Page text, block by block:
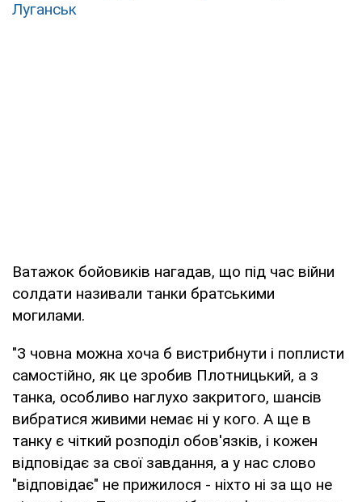
Луганськ
Ватажок бойовиків нагадав, що під час війни
солдати називали танки братськими
могилами.
"З човна можна хоча б вистрибнути і поплисти
самостійно, як це зробив Плотницький, а з
танка, особливо наглухо закритого, шансів
вибратися живими немає ні у кого. А ще в
танку є чіткий розподіл обов'язків, і кожен
відповідає за свої завдання, а у нас слово
"відповідає" не прижилося - ніхто ні за що не